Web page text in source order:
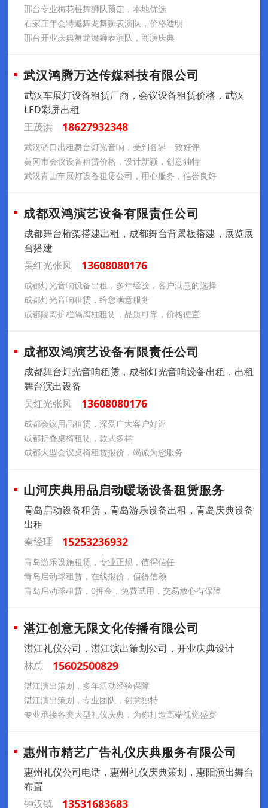
邢台专业梅花桩舞狮队预定，本地优选
石家庄年会特邀舞龙舞狮表演队，价格透明
邢台开业庆典舞龙舞狮表演队，商演庆典
武汉鸿腾万达传媒科技有限公司
武汉车展灯设备租赁厂商，会议设备租赁价格，武汉
LED彩屏出租
王茂洪
18627932348
武汉硚口出租舞台灯光音响，受到各界一致好评
黄冈市会议设备租赁价格，设计新颖，创意独特
武汉青山车展灯设备租赁公司，用心服务，信誉良好
成都双鸿演艺设备有限责任公司
成都舞台桁架搭建出租，成都舞台背景板搭建，展览展
台搭建
吴红光张凤
13608080176
成都灯光音响设备出租，多年经验，客户满意的选择
成都灯光音响租赁，给您满意服务
成都隔离护栏隔离柱租赁，品质可靠，价格便宜
成都双鸿演艺设备有限责任公司
成都舞台灯光音响租赁，成都灯光音响设备出租，出租
舞台演出设备
吴红光张凤
13608080176
成都会议用品租赁，深受广大客户好评
成都折叠桌椅租赁，款式多样
成都大型会议桌椅租赁报价，竭诚为您服务
山河庆典用品启动暖场设备租赁服务
青岛启动设备租赁，青岛游乐设备出租，青岛庆典设备
出租
秦经理
15253236932
青岛游乐设施租赁，专业正规，值得信任
青岛启动球租赁，在线报价，值得信赖
青岛启动球租赁，0押金，免费试用，交易放心有保障
湛江创意无限文化传播有限公司
湛江礼仪公司，湛江演出策划公司，开业庆典设计
林总
15602500829
湛江演出策划，多年活动经验保障
湛江演出策划，专业团队，创意独特
专业承接各类大型礼仪庆典，为你打造高端视觉盛宴
惠州市精艺广告礼仪庆典服务有限公司
惠州礼仪公司电话，惠州礼仪庆典策划，惠阳演出舞台
布置
钟汉镇
13531683683